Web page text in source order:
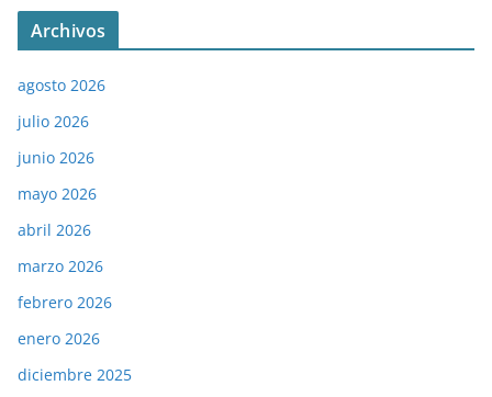
Archivos
agosto 2026
julio 2026
junio 2026
mayo 2026
abril 2026
marzo 2026
febrero 2026
enero 2026
diciembre 2025